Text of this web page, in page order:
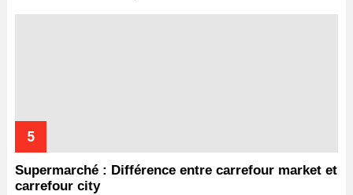
Supermarché : Différence entre carrefour market et
carrefour city